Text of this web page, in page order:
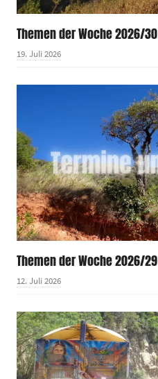
Themen der Woche 2026/30
19. Juli 2026
Themen der Woche 2026/29
12. Juli 2026